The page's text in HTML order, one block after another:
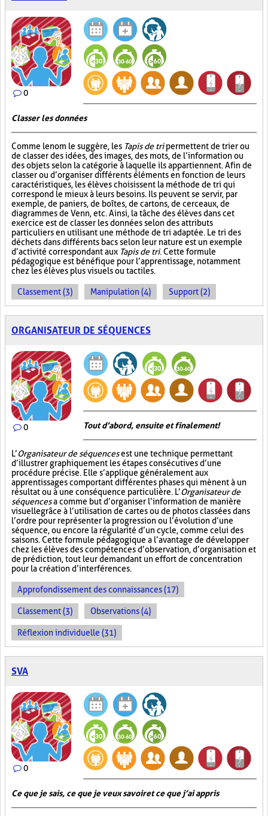
0
Classer les données
Comme le nom le suggère, les Tapis de tripermettent de trier ou
de classer des idées, des images, des mots, de l’information ou
des objets selon la catégorie à laquelle ils appartiennent. Afin de
classer ou d’organiser différents éléments en fonction de leurs
caractéristiques, les élèves choisissent la méthode de tri qui
correspond le mieux à leurs besoins. Ils peuvent se servir, par
exemple, de paniers, de boîtes, de cartons, de cerceaux, de
diagrammes de Venn, etc. Ainsi, la tâche des élèves dans cet
exercice est de classer les données selon des attributs
particuliers en utilisant une méthode de tri adaptée. Le tri des
déchets dans différents bacs selon leur nature est un exemple
d’activité correspondant aux Tapis de tri. Cette formule
pédagogique est bénéfique pour l’apprentissage, notamment
chez les élèves plus visuels ou tactiles.
Classement (3) Manipulation (4) Support (2)
ORGANISATEUR DE SÉQUENCES
0 Tout d’abord, ensuite et finalement!
L’Organisateur de séquencesest une technique permettant
d’illustrer graphiquement les étapes consécutives d’une
procédure précise. Elle s’applique généralement aux
apprentissages comportant différentes phases qui mènent à un
résultat ou à une conséquence particulière. L’Organisateur de
séquencesa comme but d’organiser l’information de manière
visuellegrâce à l’utilisation de cartes ou de photos classées dans
l’ordre pour représenter la progression ou l’évolution d’une
séquence, ou encore la régularité d’un cycle, comme celui des
saisons. Cette formule pédagogique a l’avantage de développer
chez les élèves des compétences d’observation, d’organisation et
de prédiction, tout leur demandant un effort de concentration
pour la création d’interférences.
Approfondissement des connaissances (17)
Classement (3) Observations (4)
Réflexion individuelle (31)
SVA
0
Ce que je sais, ce que je veux savoir et ce que j’ai appris